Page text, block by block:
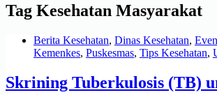
Tag Kesehatan Masyarakat
Berita Kesehatan, Dinas Kesehatan,
Kemenkes, Puskesmas, Tips Kesehatan,
Skrining Tuberkulosis (TB)